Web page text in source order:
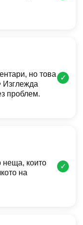
но това
Изглежда
проблем.
✓
неща, които
на
✓